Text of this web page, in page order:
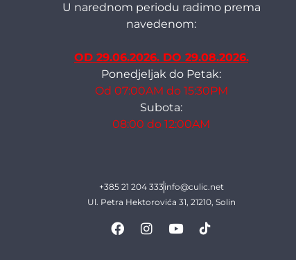
U narednom periodu radimo prema
navedenom:
OD 29.06.2026. DO 29.08.2026.
Ponedjeljak do Petak:
Od 07:00AM do 15:30PM
Subota:
08:00 do 12:00AM
+385 21 204 333info@culic.net
Ul. Petra Hektorovića 31, 21210, Solin